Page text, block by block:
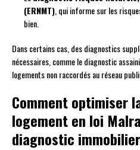
(ERNMT) , qui informe sur les
bien.
Dans certains cas, des diagnostics
nécessaires, comme le diagnostic
logements non raccordés au réseau
Comment optimiser
logement en loi
diagnostic